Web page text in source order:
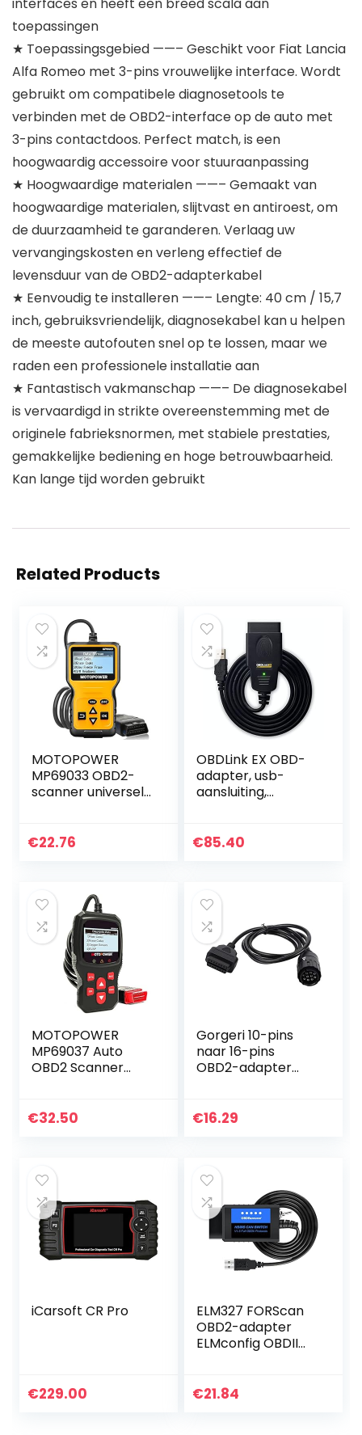
interfaces en heeft een breed scala aan
toepassingen
★ Toepassingsgebied ——– Geschikt voor Fiat Lancia
Alfa Romeo met 3-pins vrouwelijke interface. Wordt
gebruikt om compatibele diagnosetools te
verbinden met de OBD2-interface op de auto met
3-pins contactdoos. Perfect match, is een
hoogwaardig accessoire voor stuuraanpassing
★ Hoogwaardige materialen ——– Gemaakt van
hoogwaardige materialen, slijtvast en antiroest, om
de duurzaamheid te garanderen. Verlaag uw
vervangingskosten en verleng effectief de
levensduur van de OBD2-adapterkabel
★ Eenvoudig te installeren ——– Lengte: 40 cm / 15,7
inch, gebruiksvriendelijk, diagnosekabel kan u helpen
de meeste autofouten snel op te lossen, maar we
raden een professionele installatie aan
★ Fantastisch vakmanschap ——– De diagnosekabel
is vervaardigd in strikte overeenstemming met de
originele fabrieksnormen, met stabiele prestaties,
gemakkelijke bediening en hoge betrouwbaarheid.
Kan lange tijd worden gebruikt
Related Products
MOTOPOWER
MP69033 OBD2-
scanner universele
CAN-diagnose-
€22.76
OBDLink EX OBD-
adapter, usb-
aansluiting,
auto‘s, compatibel
€85.40
MOTOPOWER
MP69037 Auto
OBD2 Scanner
Reader Scanner
€32.50
Gorgeri 10-pins
naar 16-pins
OBD2-adapter
scanner uitlezen
€16.29
iCarsoft CR Pro
€229.00
ELM327 FORScan
OBD2-adapter
ELMconfig OBDII
MS-CAN HS-CAN-
€21.84